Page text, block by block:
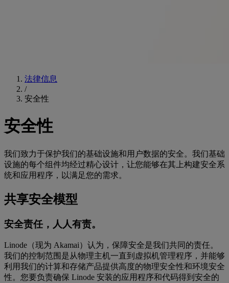
法律信息
/
安全性
安全性
我们致力于保护我们的基础设施和用户数据的安全。我们基础
设施的每个组件均经过精心设计，让您能够在其上构建安全系
统和应用程序，以满足您的需求。
共享安全模型
安全责任，人人有责。
Linode（现为 Akamai）认为，保障安全是我们共同的责任。
我们的控制范围是从物理主机一直到虚拟机管理程序，并能够
利用我们的计算和存储产品提供高度的物理安全性和环境安全
性。您要负责确保 Linode 安装的应用程序和代码得到安全的